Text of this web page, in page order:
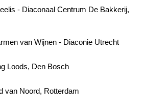
- Diaconaal Centrum De Bakkerij,
van Wijnen - Diaconie Utrecht
Loods, Den Bosch
van Noord, Rotterdam